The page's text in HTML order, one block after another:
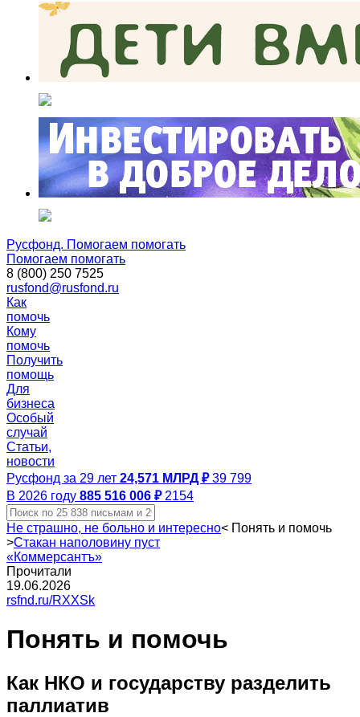
Русфонд. Помогаем помогать
Помогаем помогать
8 (800) 250 7525
rusfond@rusfond.ru
Как
помочь
Кому
помочь
Получить
помощь
Для
бизнеса
Особый
случай
Статьи,
новости
Русфонд за 29 лет 24,571 МЛРД ₽ 39 799
В 2026 году 885 516 006 ₽ 2154
Не страшно, не больно и интересно< Понять и помочь
>Стакан наполовину пуст
«Коммерсантъ»
Прочитали
19.06.2026
rsfnd.ru/RXXSk
Понять и помочь
Как НКО и государству разделить
паллиатив